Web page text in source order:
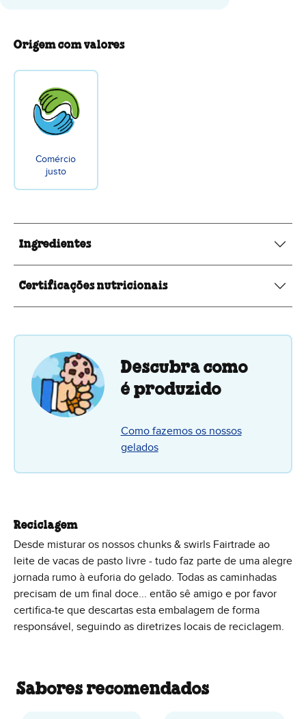
Origem com valores
Comércio
justo
Ingredientes
Certificações nutricionais
Descubra como
é produzido
Como fazemos os nossos
gelados
Reciclagem
Desde misturar os nossos chunks & swirls Fairtrade ao
leite de vacas de pasto livre - tudo faz parte de uma alegre
jornada rumo à euforia do gelado. Todas as caminhadas
precisam de um final doce... então sê amigo e por favor
certifica-te que descartas esta embalagem de forma
responsável, seguindo as diretrizes locais de reciclagem.
Sabores recomendados